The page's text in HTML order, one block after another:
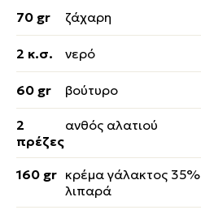
70 gr ζάχαρη
2 κ.σ. νερό
60 gr βούτυρο
2
πρέζες
ανθός αλατιού
160 gr κρέμα γάλακτος 35%
λιπαρά